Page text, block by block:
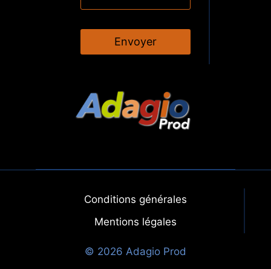
Envoyer
Conditions générales
Mentions légales
© 2026 Adagio Prod